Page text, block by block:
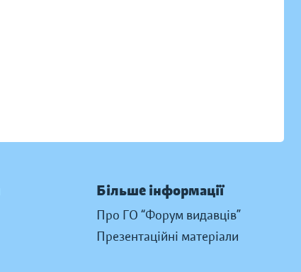
Більше інформації
Про ГО “Форум видавців”
Презентаційні матеріали